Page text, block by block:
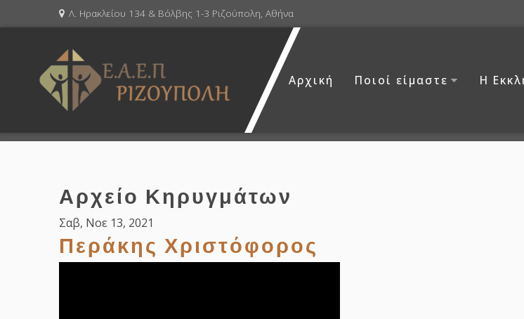
Λ. Ηρακλείου 134 & Βόλβης 1-3 Ριζούπολη, Αθήνα
Αρχική Ποιοί είμαστε Η
Αρχείο Κηρυγμάτων
Σαβ, Νοε 13, 2021
Περάκης Χριστόφορος